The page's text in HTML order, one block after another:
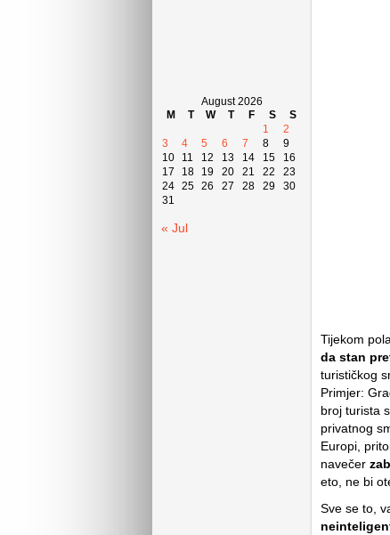
August 2026
M
T W T F S
S
1
2
3
4 5 6 7 8
9
10
11 12 13 14 15
16
17
18 19 20 21 22
23
24 25 26 27 28 29
30
31
« Jul
Tijekom
da stan
turističkog
Primjer:
broj turista
privatnog
Europi,
navečer
eto, ne bi
Sve se to,